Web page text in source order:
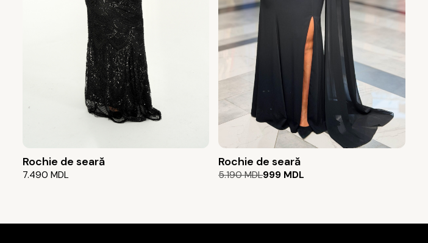
Rochie de seară
7.490 MDL
Rochie de seară
5.190MDL
Prețul
5.190 MDL.
999 MDL
Prețul